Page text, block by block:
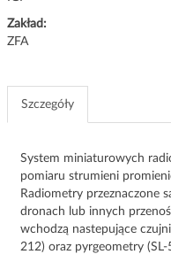
Zakład:
ZFA
Szczegóły
System miniaturowych
pomiaru strumieni
Radiometry przeznaczone
dronach lub innych
wchodzą nastepujące
212) oraz pyrgeometry (SL-